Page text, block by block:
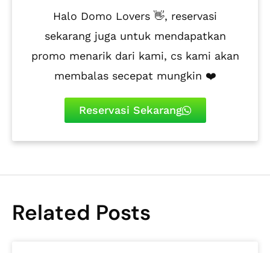
Halo Domo Lovers 👋, reservasi
sekarang juga untuk mendapatkan
promo menarik dari kami, cs kami akan
membalas secepat mungkin ❤️
Reservasi Sekarang
Related Posts